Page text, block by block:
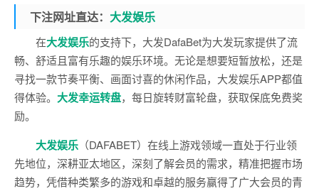
下注网址直达： 大发娱乐
在大发娱乐的支持下，大发DafaBet为大发玩家提供了流
畅、舒适且富有乐趣的娱乐环境。无论是想要短暂放松，还是
寻找一款节奏平衡、画面讨喜的休闲作品，大发娱乐APP都值
得体验。 大发幸运转盘，每日旋转财富轮盘，获取保底免费奖
励。
大发娱乐 （DAFABET）在线上游戏领域一直处于行业领
先地位，深耕亚太地区，深刻了解会员的需求，精准把握市场
趋势，凭借种类繁多的游戏和卓越的服务赢得了广大会员的青